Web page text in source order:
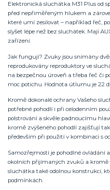
Elektronická sluchátka M31 Plus od
před nepřiměřeným hlukem a
které umí zesilovat – například řeč,
slyšet lépe než bez sluchátek. Mají
zařízení.
Jak fungují? Zvuky jsou snímány
reprodukovány reproduktory ve
na bezpečnou úroveň a třeba řeč či
moc potichu. Hodnota útlumu je 22
Kromě dokonalé ochrany Vašeho
potřebné pohodlí i při celodenním
polstrování a skvěle padnoucímu
kromě zvýšeného pohodlí zajišťují
především při použití v kombinaci s
Samozřejmostí je pohodlné ovládání
okolních přijímaných zvuků a
sluchátka také odolnou konstrukci,
podmínkách.